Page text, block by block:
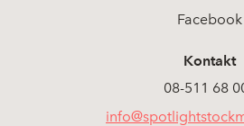
Facebook
Kontakt
08-511 68